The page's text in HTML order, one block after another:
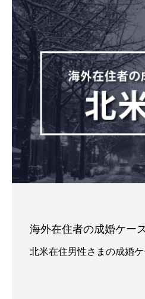
海外在住者の成婚ケー
北米在住男性さまの成婚